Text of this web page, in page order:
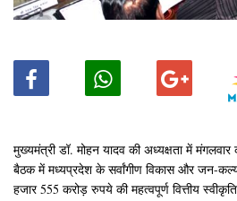
मुख्यमंत्री डॉ. मोहन यादव की अध्यक्षता में
बैठक में मध्यप्रदेश के सर्वांगीण विकास और जन-
हजार 555 करोड़ रुपये की महत्वपूर्ण वित्तीय